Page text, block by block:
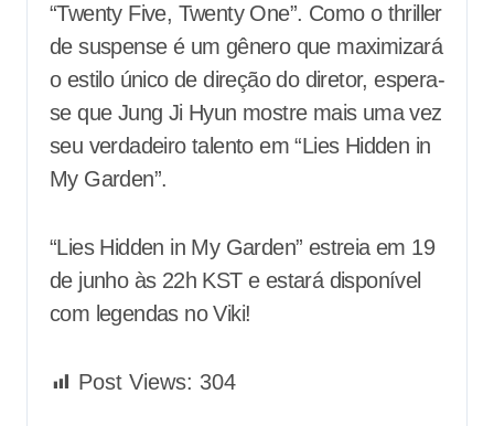
“Twenty Five, Twenty One”. Como o thriller
de suspense é um gênero que maximizará
o estilo único de direção do diretor, espera-
se que Jung Ji Hyun mostre mais uma vez
seu verdadeiro talento em “Lies Hidden in
My Garden”.
“Lies Hidden in My Garden” estreia em 19
de junho às 22h KST e estará disponível
com legendas no Viki!
Post Views: 304